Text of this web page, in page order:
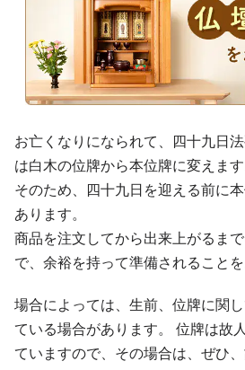
お亡くなりになられて、四十九日
は白木の位牌から本位牌に変えます
そのため、四十九日を迎える前に
あります。
商品を注文してから出来上がるま
で、余裕を持って準備されることを
場合によっては、生前、位牌に関
ている場合があります。 位牌は故
ていますので、その場合は、ぜひ